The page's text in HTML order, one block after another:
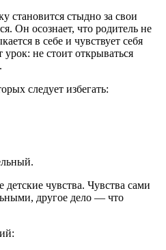
становится стыдно за свои
Он осознает, что родитель не
в себе и чувствует себя
не стоит открываться
следует избегать:
чувства. Чувства сами
другое дело — что